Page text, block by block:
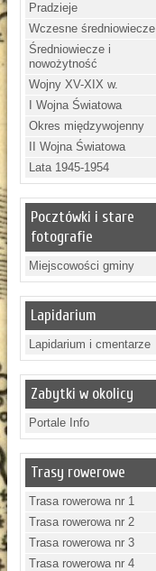
Pradzieje
Wczesne średniowiecze
Średniowiecze i
nowożytność
Wojny XV-XIX w.
I Wojna Światowa
Okres międzywojenny
II Wojna Światowa
Lata 1945-1954
Pocztówki i stare
fotografie
Miejscowości gminy
Lapidarium
Lapidarium i cmentarze
Zabytki w okolicy
Portale Info
Trasy rowerowe
Trasa rowerowa nr 1
Trasa rowerowa nr 2
Trasa rowerowa nr 3
Trasa rowerowa nr 4